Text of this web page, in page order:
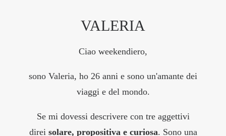
VALERIA
Ciao weekendiero,
sono Valeria, ho 26 anni e sono un'amante dei
viaggi e del mondo.
Se mi dovessi descrivere con tre aggettivi
direi solare, propositiva e curiosa. Sono una